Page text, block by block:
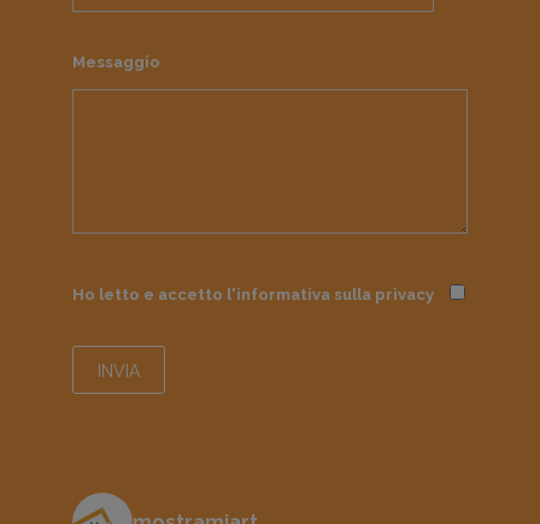
Messaggio
Ho letto e accetto l'informativa sulla privacy